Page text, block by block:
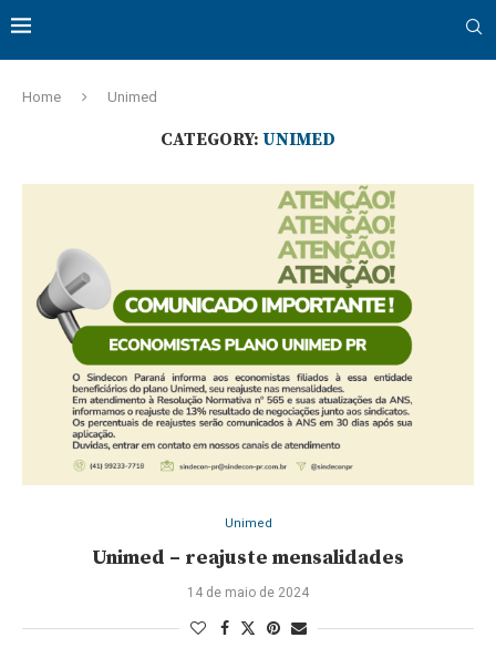
Home Unimed
CATEGORY: UNIMED
Unimed
Unimed – reajuste mensalidades
14 de maio de 2024